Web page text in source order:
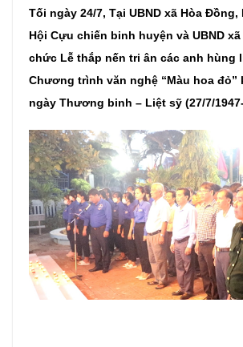
Tối ngày 24/7, Tại UBND xã Hòa Đồng,
Hội Cựu chiến binh huyện và UBND xã
chức Lễ thắp nến tri ân các anh hùng
Chương trình văn nghệ “Màu hoa đỏ”
ngày Thương binh – Liệt sỹ (27/7/